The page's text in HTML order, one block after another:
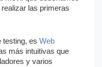
las primeras
testing, es Web
más intuitivas que
y varios